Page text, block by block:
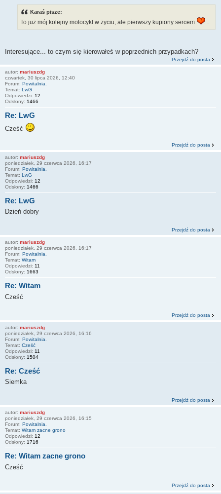
Karaś pisze:
To już mój kolejny motocykl w życiu, ale pierwszy kupiony sercem .
Interesujące... to czym się kierowałeś w poprzednich przypadkach?
Przejdź do posta
autor: mariuszdg
czwartek, 30 lipca 2026, 12:40
Forum: Powitalnia.
Temat: LwG
Odpowiedzi: 12
Odsłony: 1466
Re: LwG
Cześć
Przejdź do posta
autor: mariuszdg
poniedziałek, 29 czerwca 2026, 16:17
Forum: Powitalnia.
Temat: LwG
Odpowiedzi: 12
Odsłony: 1466
Re: LwG
Dzień dobry
Przejdź do posta
autor: mariuszdg
poniedziałek, 29 czerwca 2026, 16:17
Forum: Powitalnia.
Temat: Witam
Odpowiedzi: 11
Odsłony: 1663
Re: Witam
Cześć
Przejdź do posta
autor: mariuszdg
poniedziałek, 29 czerwca 2026, 16:16
Forum: Powitalnia.
Temat: Cześć
Odpowiedzi: 11
Odsłony: 1504
Re: Cześć
Siemka
Przejdź do posta
autor: mariuszdg
poniedziałek, 29 czerwca 2026, 16:15
Forum: Powitalnia.
Temat: Witam zacne grono
Odpowiedzi: 12
Odsłony: 1716
Re: Witam zacne grono
Cześć
Przejdź do posta